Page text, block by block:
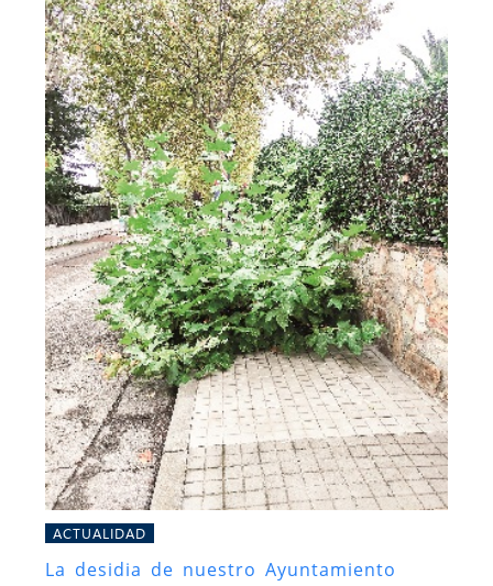
ACTUALIDAD
La desidia de nuestro Ayuntamiento